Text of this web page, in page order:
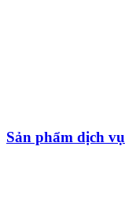
Sản phẩm dịch vụ